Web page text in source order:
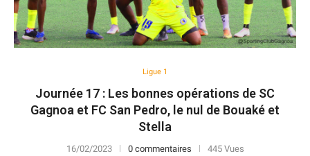
Ligue 1
Journée 17 : Les bonnes opérations de SC
Gagnoa et FC San Pedro, le nul de Bouaké et
Stella
16/02/2023 0 commentaires 445 Vues